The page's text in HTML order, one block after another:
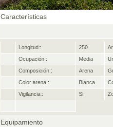
Características
Longitud:: 250
Ocupación::
Media
Composición::
Arena
Color arena::
Blanca
Vigilancia::
Si
Equipamiento